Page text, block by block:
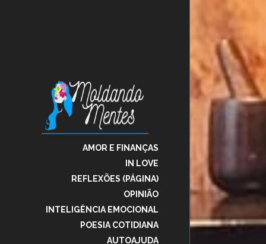
AMOR E FINANÇAS
IN LOVE
REFLEXÕES (PÁGINA)
OPINIÃO
INTELIGÊNCIA EMOCIONAL
POESIA COTIDIANA
AUTOAJUDA